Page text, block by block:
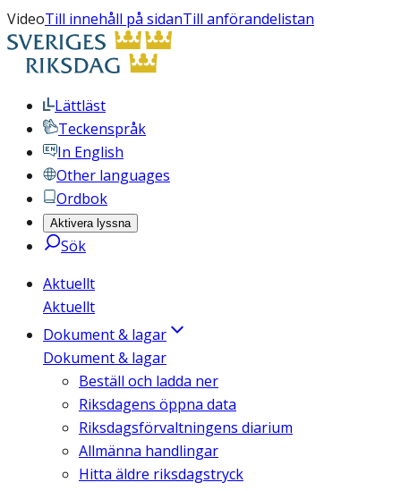
VideoTill innehåll på sidanTill anförandelistan
Lättläst
Teckenspråk
In English
Other languages
Ordbok
Aktivera lyssna
Sök
Aktuellt
Aktuellt
Dokument & lagar
Dokument & lagar
Beställ och ladda ner
Riksdagens öppna data
Riksdagsförvaltningens diarium
Allmänna handlingar
Hitta äldre riksdagstryck